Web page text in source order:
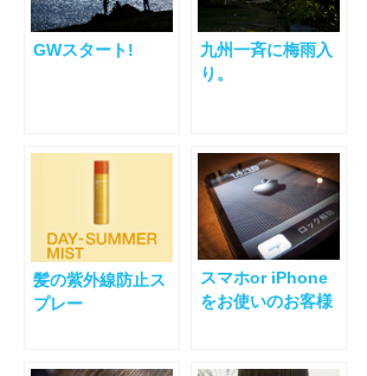
GWスタート!
九州一斉に梅雨入
り。
髪の紫外線防止ス
プレー
スマホor iPhone
をお使いのお客様